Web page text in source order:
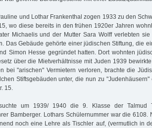
und Lothar Frankenthal zogen 1933 zu den
wo diese bereits in den frühen 1920er Jahren
Michaelis und der Mutter Sara Wolff verlebten
Das Gebäude gehörte einer jüdischen Stiftung, die
Simon Hesse gegründet hatten. Dort wohnten
über die Mietverhältnisse mit Juden 1939
bei "arischen" Vermietern verloren, brachte die
Stiftsgebäuden unter, die nun zu
15.
um 1939/ 1940 die 9. Klasse der Talmud
Bamberger. Lothars Schülernummer war die 6108.
noch eine Lehre als Tischler auf, (vermutlich in